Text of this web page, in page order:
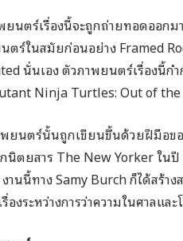
ยนตร์เรื่องนี้จะถูกถ่ายทอดออก
ร์ในสมัยก่อนอย่าง Framed
นั่นเอง ตัวภาพยนตร์เรื่องนี้ก
Ninja Turtles: Out of the
ยนตร์นั้นถูกเขียนขึ้นด้วยฝีมือขอ
นิตยสาร The New Yorker ใน
านนี้ทาง Samy Burch ก็ได้สร้
รื่องระหว่างการว่าความในศาลแ